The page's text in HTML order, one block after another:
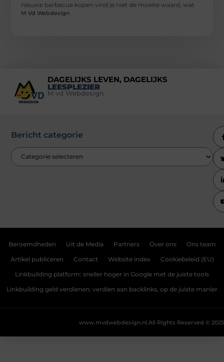
nieuwe barbecue kopen vind je niet de moeite waard, wat
M Vd Webdesign
DAGELIJKS LEVEN, DAGELIJKS
LEESPLEZIER
M vd Webdesign
Bericht categorie
Beroemdheden Uit de Media Partners Over ons Ons team
Artikel publiceren Contact Website index Cookiebeleid (EU)
Linkbuilding platform: sneller hoger in Google met de juiste tools
Linkbuilding geld verdienen: verdien aan backlinks, op de juiste manier
All Rights Reserved © 2025
www.mvdwebdesign.nl.